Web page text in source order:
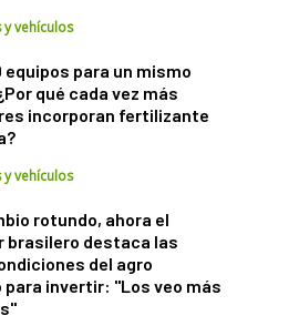
vehículos
equipos para un mismo
qué cada vez más
incorporan fertilizante
vehículos
rotundo, ahora el
brasilero destaca las
del agro
para invertir: "Los veo más